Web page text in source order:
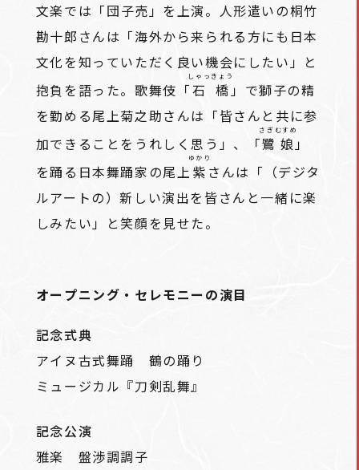
文楽では「団子売」を上演。人形遣いの桐竹
勘十郎さんは「海外から来られる方にも日本
文化を知っていただく良い機会にしたい」と
抱負を語った。歌舞伎「石橋
しゃっきょう
」で獅子の精
を勤める尾上菊之助さんは「皆さんと共に参
加できることをうれしく思う」、「鷺娘
さぎむすめ
」
を踊る日本舞踊家の尾上 紫
ゆかり
さんは「（デジタ
ルアートの）新しい演出を皆さんと一緒に楽
しみたい」と笑顔を見せた。
オープニング・セレモニーの演目
記念式典
アイヌ古式舞踊 鶴の踊り
ミュージカル『刀剣乱舞』
記念公演
雅楽 盤渉調調子